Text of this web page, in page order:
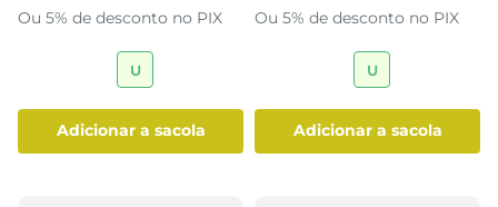
Ou 5% de desconto no PIX
U
adicionar a sacola
Ou 5% de desconto no PIX
U
adicionar a sacola